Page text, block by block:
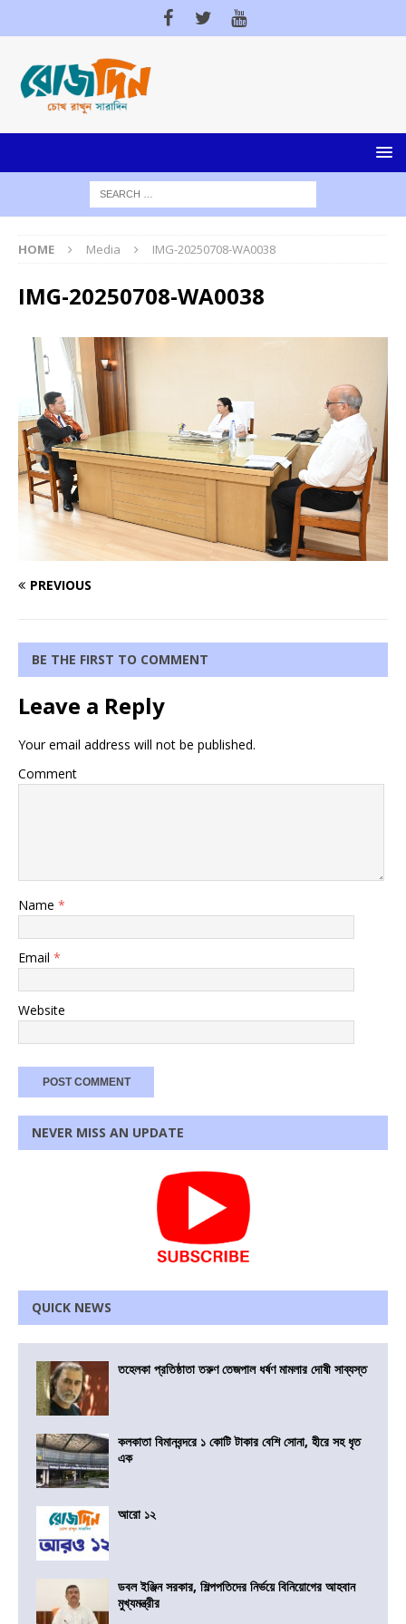
HOME Media IMG-20250708-WA0038
IMG-20250708-WA0038
PREVIOUS
BE THE FIRST TO COMMENT
Leave a Reply
Your email address will not be published.
Comment
Name *
Email *
Website
NEVER MISS AN UPDATE
QUICK NEWS
তহেলকা প্রতিষ্ঠাতা তরুণ তেজপাল ধর্ষণ মামলার দোষী সাব্যস্ত
কলকাতা বিমানবন্দরে ১ কোটি টাকার বেশি সোনা, হীরে সহ ধৃত
এক
আরো ১২
ডবল ইঞ্জিন সরকার, শিল্পপতিদের নির্ভয়ে বিনিয়োগের আহবান
মুখ্যমন্ত্রীর